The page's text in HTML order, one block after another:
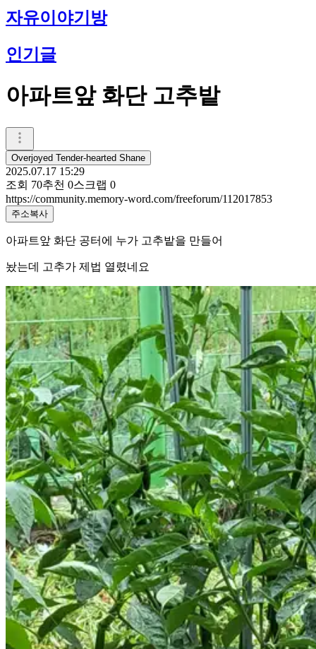
자유이야기방
인기글
아파트앞 화단 고추밭
Overjoyed Tender-hearted Shane
2025.07.17 15:29
조회 70추천 0스크랩 0
https://community.memory-word.com/freeforum/112017853
주소복사
아파트앞 화단 공터에 누가 고추밭을 만들어
놨는데 고추가 제법 열렸네요